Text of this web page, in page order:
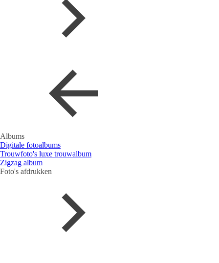
Albums
Digitale fotoalbums
Trouwfoto's luxe trouwalbum
Zigzag album
Foto's afdrukken